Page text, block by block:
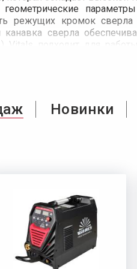
режущих кромок
канавка сверла
Vitals подходит для
Новинки
Сверло по металлу HSS 4341
1.5 (10 шт.) Vitals Master
аккумуляторная Vitals
ASL 1220c